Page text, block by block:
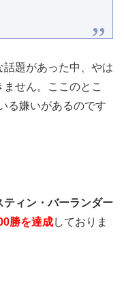
題があった中、やは
せん。ここのとこ
る嫌いがあるのです
ティン・バーランダー
勝を達成しておりま